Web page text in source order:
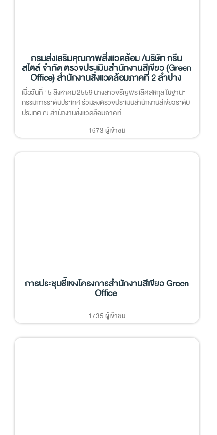
กรมส่งเสริมคุณภาพสิ่งแวดล้อม /บริษัท กรีน
สไตล์ จำกัด ตรวจประเมินสำนักงานสีเขียว (Green
Office) สำนักงานสิ่งแวดล้อมภาคที่ 2 ลำปาง
เมื่อวันที่ 15 สิงหาคม 2559 นางสาวจรัญพร เลิศสหกุล ในฐานะ
กรรมการระดับประเทศ ร่วมลงตรวจประเมินสำนักงานสีเขียวระดับ
ประเทศ ณ สำนักงานสิ่งแวดล้อมภาคที...
1673 ผู้เข้าชม
การประชุมชี้แจงโครงการสำนักงานสีเขียว Green
Office
1735 ผู้เข้าชม